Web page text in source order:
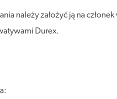
należy założyć ją na
Durex.